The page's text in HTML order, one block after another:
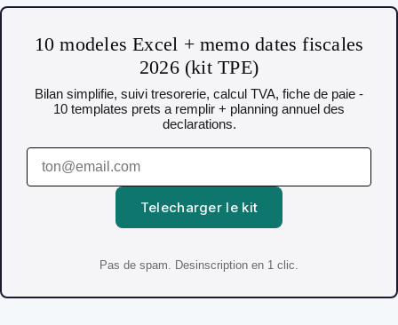
10 modeles Excel + memo dates fiscales
2026 (kit TPE)
Bilan simplifie, suivi tresorerie, calcul TVA, fiche de paie -
10 templates prets a remplir + planning annuel des
declarations.
Telecharger le kit
Pas de spam. Desinscription en 1 clic.